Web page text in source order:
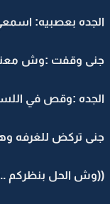
الجده بعصبيه:
جنى وقفت :وش معنى
الجده :وقص في
جنى تركض للغرفه
((وش الحل بنظركم